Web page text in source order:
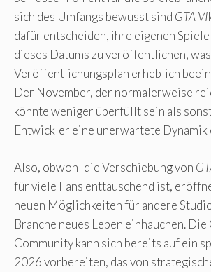
sich des Umfangs bewusst sind GTA VI
dafür entscheiden, ihre eigenen
dieses Datums zu veröffentlichen,
Veröffentlichungsplan erheblich
Der November, der normalerweise
könnte weniger überfüllt sein als
Entwickler eine unerwartete Dynamik
Also, obwohl die Verschiebung von
für viele Fans enttäuschend ist,
neuen Möglichkeiten für andere
Branche neues Leben einhauchen. Die
Community kann sich bereits auf ein
2026 vorbereiten, das von